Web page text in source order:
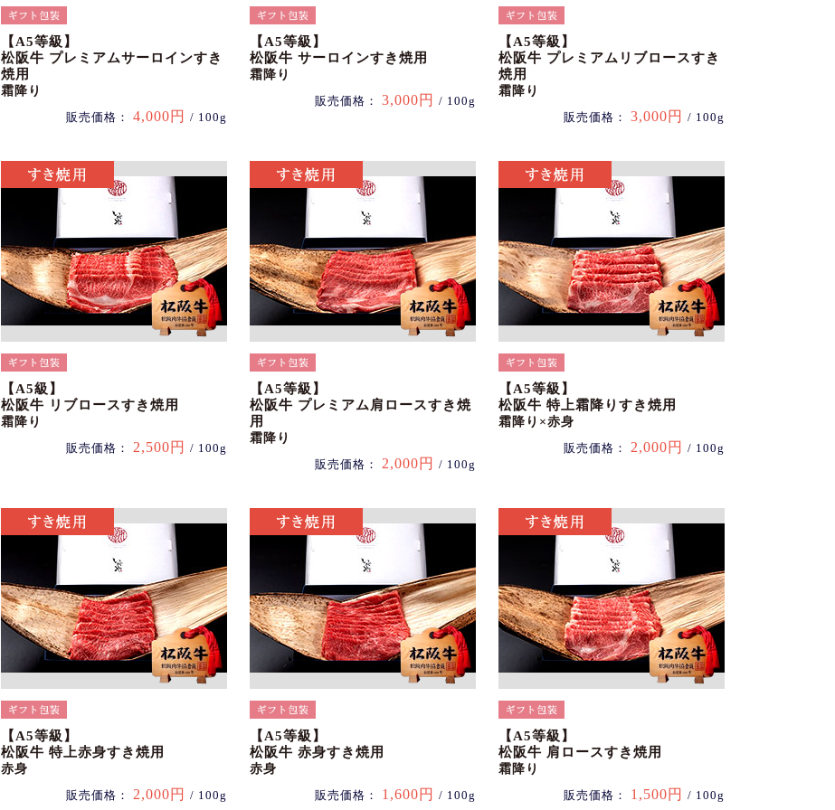
【A5等級】
松阪牛 プレミアムサーロインすき
焼用
霜降り
販売価格： 4,000円 / 100g
【A5等級】
松阪牛 サーロインすき焼用
霜降り
販売価格： 3,000円 / 100g
【A5等級】
松阪牛 プレミアムリブロースすき
焼用
霜降り
販売価格： 3,000円 / 100g
【A5級】
松阪牛 リブロースすき焼用
霜降り
販売価格： 2,500円 / 100g
【A5等級】
松阪牛 プレミアム肩ロースすき焼
用
霜降り
販売価格： 2,000円 / 100g
【A5等級】
松阪牛 特上霜降りすき焼用
霜降り×赤身
販売価格： 2,000円 / 100g
【A5等級】
松阪牛 特上赤身すき焼用
赤身
販売価格： 2,000円 / 100g
【A5等級】
松阪牛 赤身すき焼用
赤身
販売価格： 1,600円 / 100g
【A5等級】
松阪牛 肩ロースすき焼用
霜降り
販売価格： 1,500円 / 100g